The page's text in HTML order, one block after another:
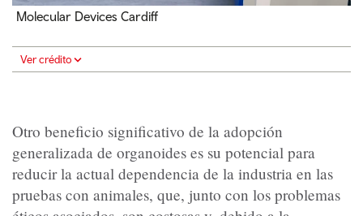
Molecular Devices Cardiff
Ver crédito
Otro beneficio significativo de la adopción
generalizada de organoides es su potencial para
reducir la actual dependencia de la industria en las
pruebas con animales, que, junto con los problemas